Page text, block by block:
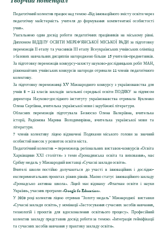
Педагогічний колектив працює над темою «Від інноваційного змісту освіти через
педагогічну майстерність учителя до формування компетентної особистості
учня».
Узагальнено один досвід роботи педагогічних працівників на міському рівні.
Дипломом ВІДДІЛУ ОСВІТИ МЕРЕФ’ЯНСЬКОЇ МІСЬКОЇ РАДИ за підготовку
переможців ІІ етапу та учасників ІІІ етапу Всеукраїнських учнівських олімпіад
з базових навчальних дисциплін нагороджено більше 15 учителів-предметників.
За підготовку переможців конкурсу-захисту науково-дослідницьких робіт МАН,
різноманітних учнівських конкурсів нагороди отримали 11 членів педагогічного
колективу.
За підготовку переможниці XV Міжнародного конкурсу з українознавства для
учнів 8 – 11 класів закладів загальної середньої освіти ПОДЯКУ за підписом
директора Науково-дослідного інституту українознавства отримала Кукленко
Олена Сергіївна, вчителька української мови і зарубіжної літератури.
Обласних переможців підготувала Безноско Олена Валеріївна, вчителька
історії; Радіонова Марина Володимирівна, вчителька української мови та
літератури.
7 членів колективу ліцею відзначені Подяками міського голови за значний
особистий внесок у розвиток освіти міста.
Педагогічний колектив – переможець регіональних виставок-конкурсів «Освіта
Харківщини ХХІ століття» з теми «Громадянська освіта та виховання», має
Срібну медаль у Міжнародній виставці «Сучасні заклади освіти».
Вчителі школи постійно долучаються до участі в інноваційних і дослідно-
експериментальних проєктах різних рівнів. Маємо статус інноваційного закладу
«Громадсько активна школа». Ліцей має відзнаку «Флагман освіти і науки
України», учасник програми «Google fo Education».
У 2026 році колектив ліцею отримав "Золоту медаль" Міжнародної виставки
«Сучасні заклади освіти»,у номінації «Застосування сучасних засобів навчання,
технологій і проєктів для вдосконалення освітнього процесу». Професійний
колектив закладу представив досвід роботи за темою: «Інтеграція гейміфікації
та сучасних засобів навчання у практику закладу освіти».